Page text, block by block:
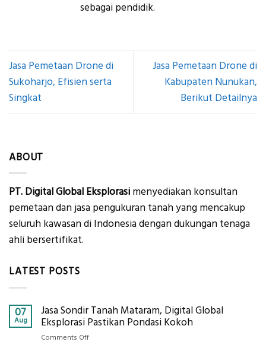
sebagai pendidik.
Jasa Pemetaan Drone di
Sukoharjo, Efisien serta
Singkat
Jasa Pemetaan Drone di
Kabupaten Nunukan,
Berikut Detailnya
ABOUT
PT. Digital Global Eksplorasi menyediakan konsultan
pemetaan dan jasa pengukuran tanah yang mencakup
seluruh kawasan di Indonesia dengan dukungan tenaga
ahli bersertifikat.
LATEST POSTS
07
Aug
Jasa Sondir Tanah Mataram, Digital Global
Eksplorasi Pastikan Pondasi Kokoh
Comments Offon